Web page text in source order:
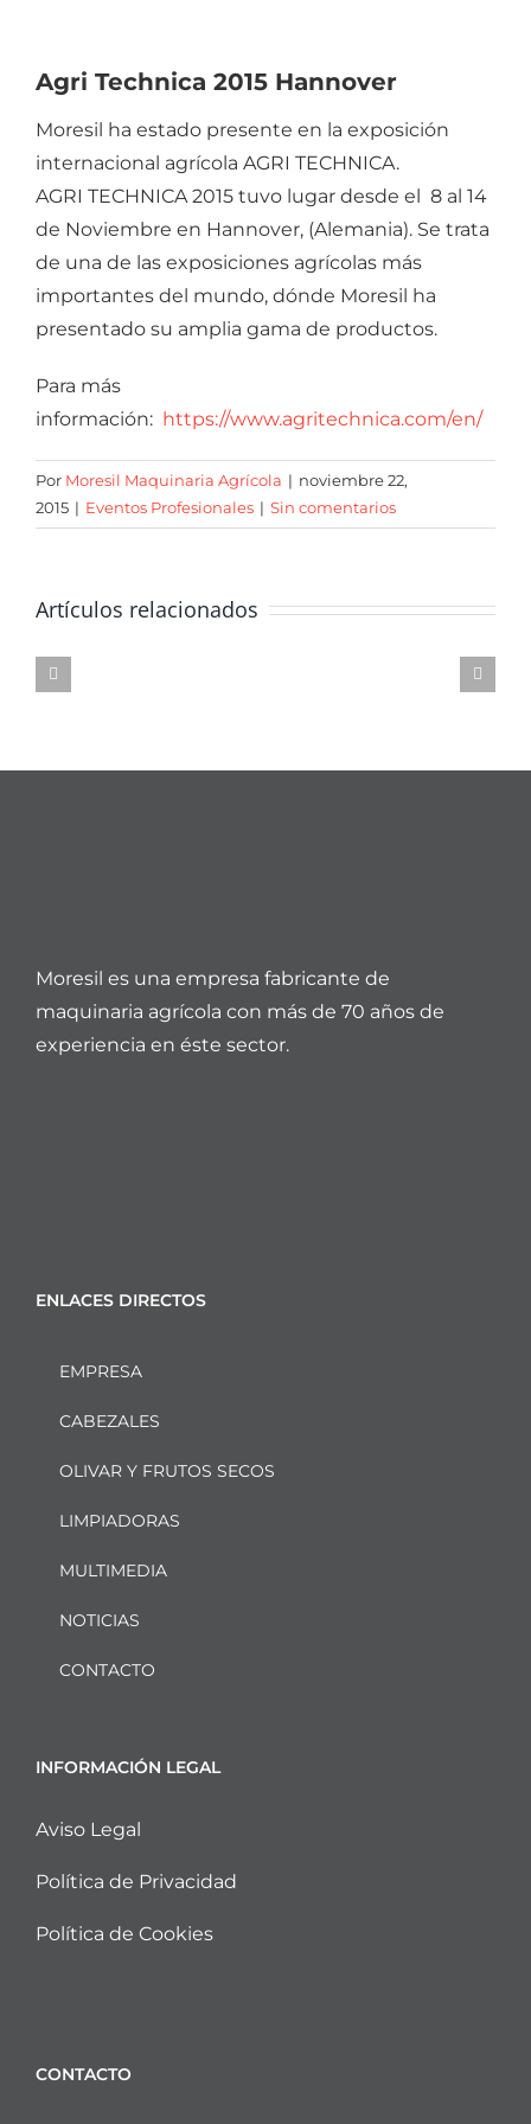
Agri Technica 2015 Hannover
Moresil ha estado presente en la exposición
internacional agrícola AGRI TECHNICA.
AGRI TECHNICA 2015 tuvo lugar desde el 8 al 14
de Noviembre en Hannover, (Alemania). Se trata
de una de las exposiciones agrícolas más
importantes del mundo, dónde Moresil ha
presentado su amplia gama de productos.
Para más
información: https://www.agritechnica.com/en/
Por Moresil Maquinaria Agrícola | noviembre 22,
2015 | Eventos Profesionales | Sin comentarios
Artículos relacionados
Moresil es una empresa fabricante de
maquinaria agrícola con más de 70 años de
experiencia en éste sector.
ENLACES DIRECTOS
EMPRESA
CABEZALES
OLIVAR Y FRUTOS SECOS
LIMPIADORAS
MULTIMEDIA
NOTICIAS
CONTACTO
INFORMACIÓN LEGAL
Aviso Legal
Política de Privacidad
Política de Cookies
CONTACTO